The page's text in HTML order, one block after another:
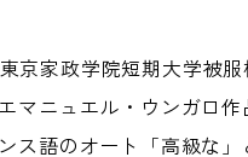
京家政学院短期大学被
マニュエル・ウンガロ作
ス語のオート「高級な